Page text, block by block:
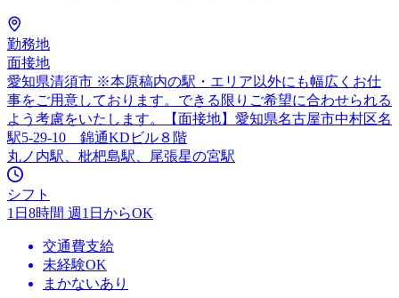
勤務地
面接地
愛知県清須市 ※本原稿内の駅・エリア以外にも幅広くお仕
事をご用意しております。できる限りご希望に合わせられる
よう考慮をいたします。【面接地】愛知県名古屋市中村区名
駅5-29-10 錦通KDビル８階
丸ノ内駅、枇杷島駅、尾張星の宮駅
シフト
1日8時間 週1日からOK
交通費支給
未経験OK
まかないあり